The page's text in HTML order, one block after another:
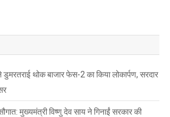
डुमरतराई थोक बाजार फेस-2 का किया लोकार्पण, सरदार
मुख्यमंत्री विष्णु देव साय ने गिनाईं सरकार की